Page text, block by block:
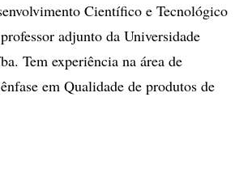
Científico e Tecnológico
adjunto da Universidade
Tem experiência na área de
em Qualidade de produtos de